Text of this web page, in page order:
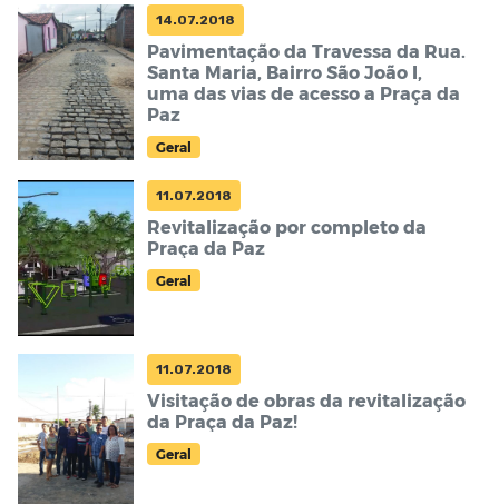
14.07.2018
Pavimentação da Travessa da Rua.
Santa Maria, Bairro São João I,
uma das vias de acesso a Praça da
Paz
Geral
11.07.2018
Revitalização por completo da
Praça da Paz
Geral
11.07.2018
Visitação de obras da revitalização
da Praça da Paz!
Geral